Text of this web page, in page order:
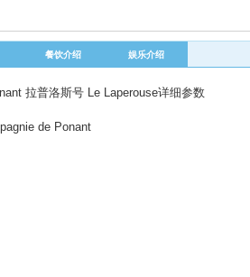
餐饮介绍 娱乐介绍
拉普洛斯号 Le Laperouse详细参数
de Ponant